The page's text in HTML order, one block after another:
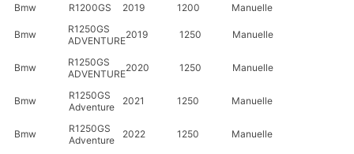
Bmw
R1200GS 2019 1200 Manuelle
Bmw
R1250GS
ADVENTURE2019 1250 Manuelle
Bmw
R1250GS
ADVENTURE2020 1250 Manuelle
Bmw
R1250GS
Adventure
2021 1250 Manuelle
Bmw
R1250GS
Adventure
2022 1250 Manuelle